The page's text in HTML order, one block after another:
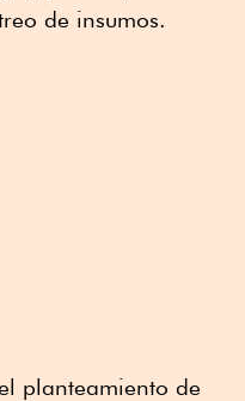
de insumos.
planteamiento de